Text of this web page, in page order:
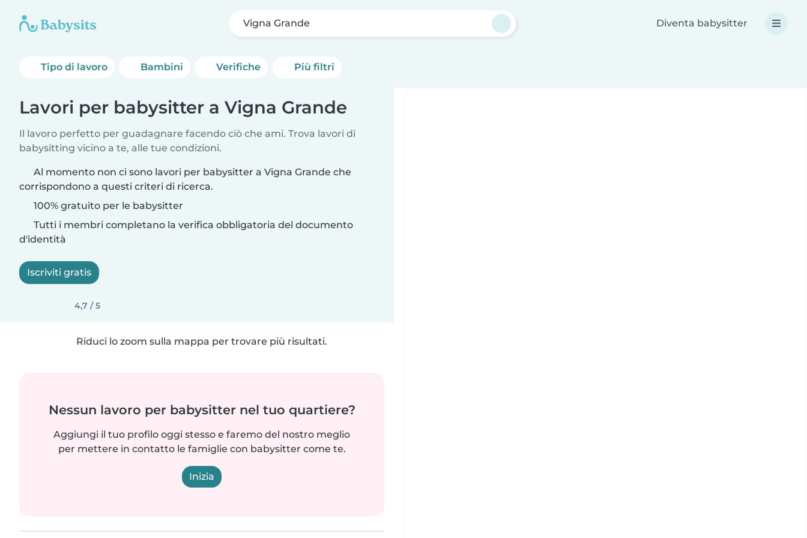
Vigna Grande Diventa babysitter
Tipo di lavoro Bambini Verifiche Più filtri
Lavori per babysitter a Vigna Grande
Il lavoro perfetto per guadagnare facendo ciò che ami. Trova lavori di
babysitting vicino a te, alle tue condizioni.
Al momento non ci sono lavori per babysitter a Vigna Grande che
corrispondono a questi criteri di ricerca.
100% gratuito per le babysitter
Tutti i membri completano la verifica obbligatoria del documento
d'identità
Iscriviti gratis
4,7 / 5
Riduci lo zoom sulla mappa per trovare più risultati.
Nessun lavoro per babysitter nel tuo quartiere?
Aggiungi il tuo profilo oggi stesso e faremo del nostro meglio
per mettere in contatto le famiglie con babysitter come te.
Inizia